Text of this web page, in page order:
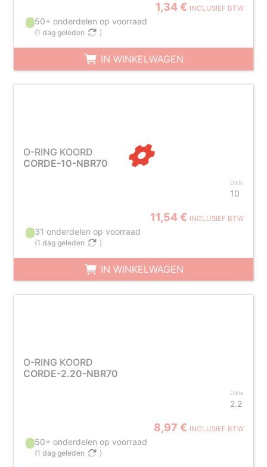
1,34 € INCLUSIEF BTW
50+ onderdelen op voorraad
(1 dag geleden )
IN WINKELWAGEN
O-RING KOORD
CORDE-10-NBR70
Dikte
10
11,54 € INCLUSIEF BTW
31 onderdelen op voorraad
(1 dag geleden )
IN WINKELWAGEN
O-RING KOORD
CORDE-2.20-NBR70
Dikte
2.2
8,97 € INCLUSIEF BTW
50+ onderdelen op voorraad
(1 dag geleden )